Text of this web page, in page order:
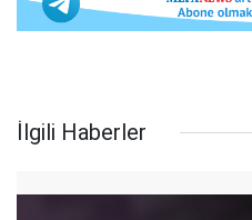
İlgili Haberler